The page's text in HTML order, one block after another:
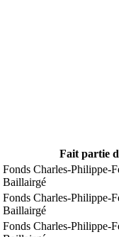
Fait partie
Fonds Charles-Philippe-
Baillairgé
Fonds Charles-Philippe-
Baillairgé
Fonds Charles-Philippe-